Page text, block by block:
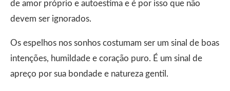
de amor próprio e autoestima e é por isso que não
devem ser ignorados.
Os espelhos nos sonhos costumam ser um sinal de boas
intenções, humildade e coração puro. É um sinal de
apreço por sua bondade e natureza gentil.